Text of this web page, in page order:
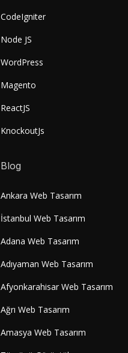
CodeIgniter
Node JS
WordPress
Magento
ReactJS
KnockoutJs
Blog
Ankara Web Tasarım
İstanbul Web Tasarım
Adana Web Tasarım
Adıyaman Web Tasarım
Afyonkarahisar Web Tasarım
Ağrı Web Tasarım
Amasya Web Tasarım